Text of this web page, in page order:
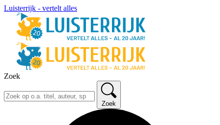
Luisterrijk - vertelt alles
Zoek
Zoek